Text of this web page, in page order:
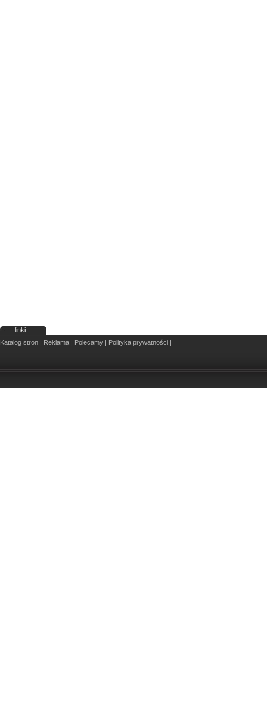
linki
Katalog stron | Reklama | Polecamy | Polityka prywatności |